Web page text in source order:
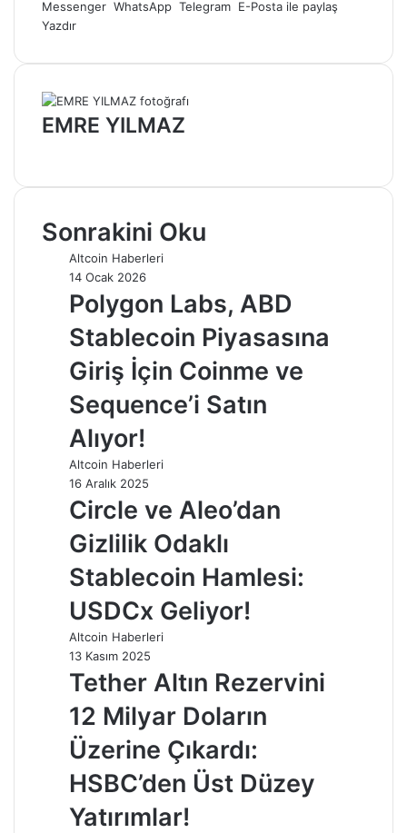
Messenger WhatsApp Telegram E-Posta ile paylaş
Yazdır
EMRE YILMAZ
Sonrakini Oku
Altcoin Haberleri
14 Ocak 2026
Polygon Labs, ABD
Stablecoin Piyasasına
Giriş İçin Coinme ve
Sequence’i Satın
Alıyor!
Altcoin Haberleri
16 Aralık 2025
Circle ve Aleo’dan
Gizlilik Odaklı
Stablecoin Hamlesi:
USDCx Geliyor!
Altcoin Haberleri
13 Kasım 2025
Tether Altın Rezervini
12 Milyar Doların
Üzerine Çıkardı:
HSBC’den Üst Düzey
Yatırımlar!